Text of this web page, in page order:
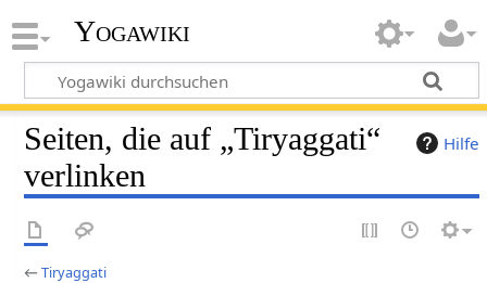
Yogawiki
Hilfe
Seiten, die auf „Tiryaggati“
verlinken
←Tiryaggati